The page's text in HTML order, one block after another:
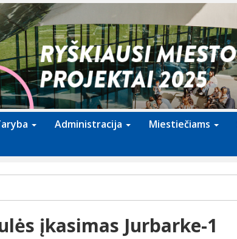
Administracija Miestiečiams
įkasimas Jurbarke-1